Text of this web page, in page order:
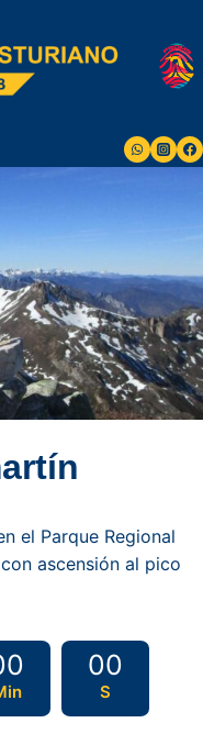
el Parque Regional
ascensión al pico
00
S